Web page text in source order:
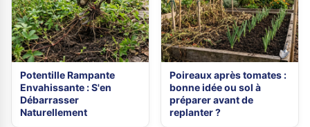
Potentille Rampante
Envahissante : S'en
Débarrasser
Naturellement
Poireaux après tomates :
bonne idée ou sol à
préparer avant de
replanter ?